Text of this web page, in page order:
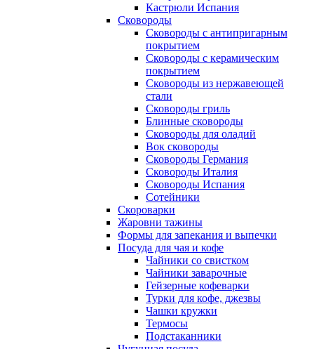
Кастрюли Испания
Сковороды
Сковороды с антипригарным
покрытием
Сковороды с керамическим
покрытием
Сковороды из нержавеющей
стали
Сковороды гриль
Блинные сковороды
Сковороды для оладий
Вок сковороды
Сковороды Германия
Сковороды Италия
Сковороды Испания
Сотейники
Скороварки
Жаровни тажины
Формы для запекания и выпечки
Посуда для чая и кофе
Чайники со свистком
Чайники заварочные
Гейзерные кофеварки
Турки для кофе, джезвы
Чашки кружки
Термосы
Подстаканники